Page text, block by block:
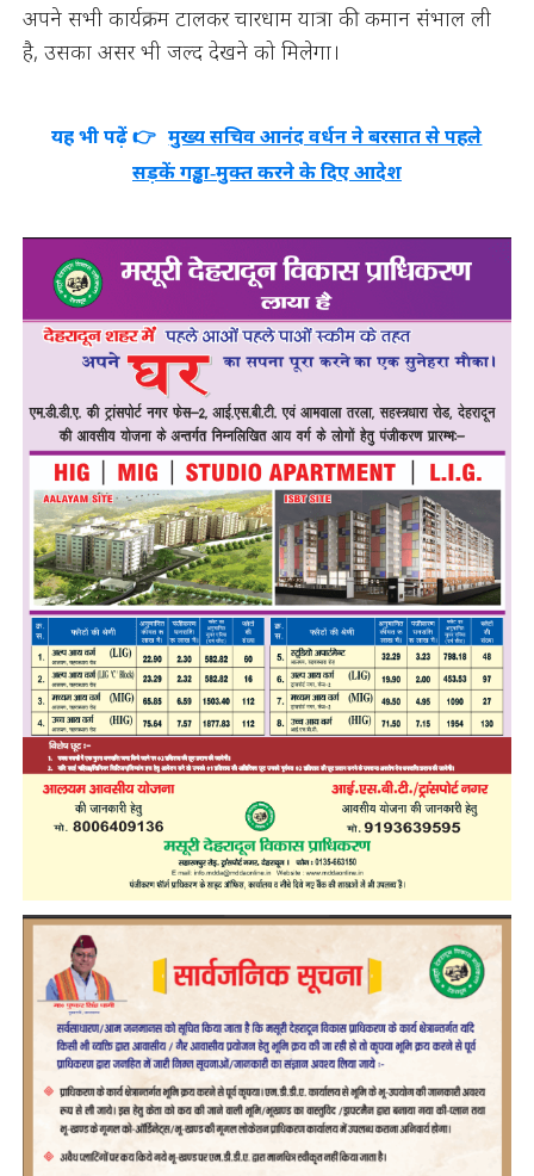
अपने सभी कार्यक्रम टालकर चारधाम यात्रा की कमान संभाल ली
है, उसका असर भी जल्द देखने को मिलेगा।
यह भी पढ़ें 👉 मुख्य सचिव आनंद वर्धन ने बरसात से पहले
सड़कें गड्ढा‑मुक्त करने के दिए आदेश